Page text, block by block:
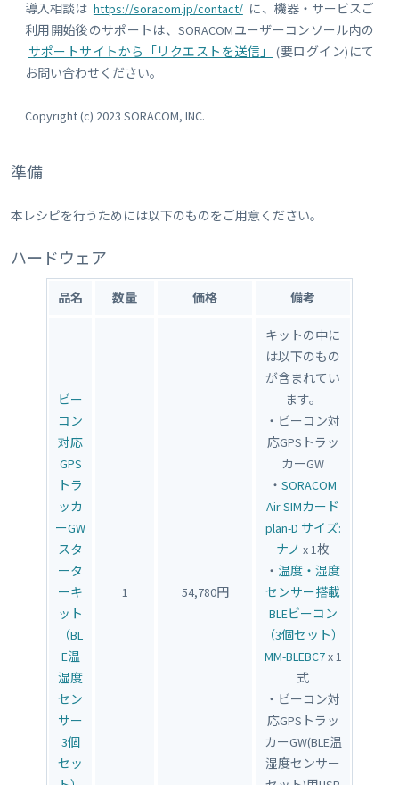
導入相談は https://soracom.jp/contact/ に、機器・サービスご
利用開始後のサポートは、SORACOMユーザーコンソール内の
サポートサイトから「リクエストを送信」
(要ログイン)にて
お問い合わせください。
Copyright (c) 2023 SORACOM, INC.
準備
本レシピを行うためには以下のものをご用意ください。
ハードウェア
品名 数量 価格 備考
ビー
コン
対応
GPS
トラ
ッカ
ーGW
スタ
ータ
ーキ
ット
（BL
E温
湿度
セン
サー
3個
セッ
1 54,780円
キットの中に
は以下のもの
が含まれてい
ます。
・ビーコン対
応GPSトラッ
カーGW
・ SORACOM
Air SIMカード
plan-D サイズ:
ナノ x 1枚
・ 温度・湿度
センサー搭載
BLEビーコン
（3個セット）
MM-BLEBC7x 1
式
・ビーコン対
応GPSトラッ
カーGW(BLE温
湿度センサー